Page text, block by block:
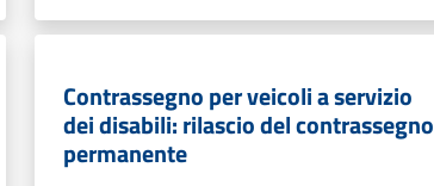
Contrassegno per veicoli a servizio
dei disabili: rilascio del contrassegno
permanente